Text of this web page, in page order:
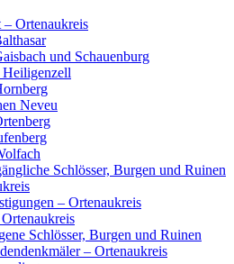
– Ortenaukreis
und Schauenburg
Heiligenzell
Neveu
Schlösser, Burgen und Ruinen
– Ortenaukreis
Schlösser, Burgen und Ruinen
– Ortenaukreis